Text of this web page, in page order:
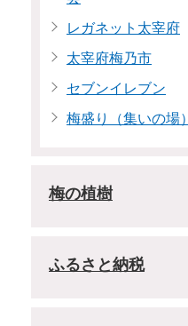
レガネット太宰府
太宰府梅乃市
セブンイレブン
梅盛り（集いの場）
梅の植樹
ふるさと納税